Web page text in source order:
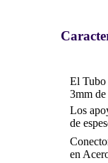
El Tubo
3mm
Los
de
en